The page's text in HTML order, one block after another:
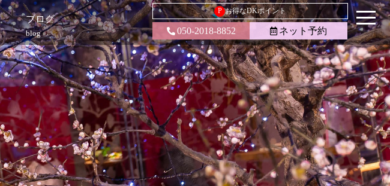
ブログ
blog
P お得なDKポイント
050-2018-8852 ネット予約